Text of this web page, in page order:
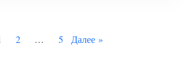
2 … 5 Далее